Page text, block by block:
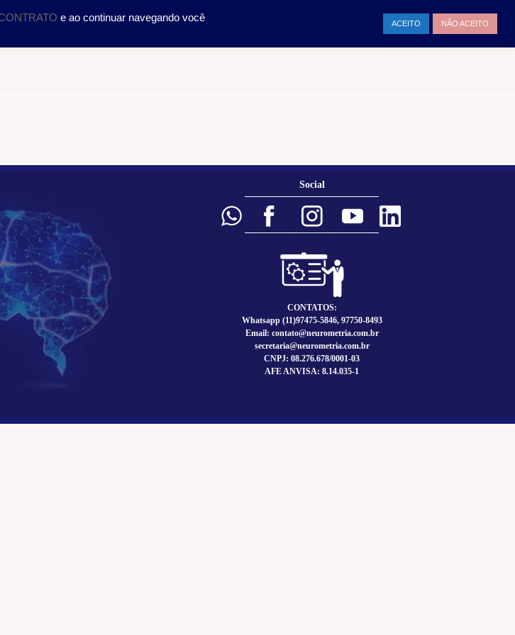
SERVIÇOS CIENTÍFICO TRATAMENTO
Social
___________________________
CONTATOS:
Whatsapp (11)97475-5846, 97750-8493
Email: contato@neurometria.com.br
secretaria@neurometria.com.br
CNPJ: 08.276.678/0001-03
AFE ANVISA: 8.14.035-1
e ao continuar navegando você
ACEITO NÃO ACEITO